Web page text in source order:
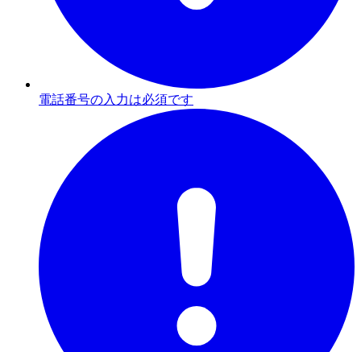
電話番号の入力は必須です